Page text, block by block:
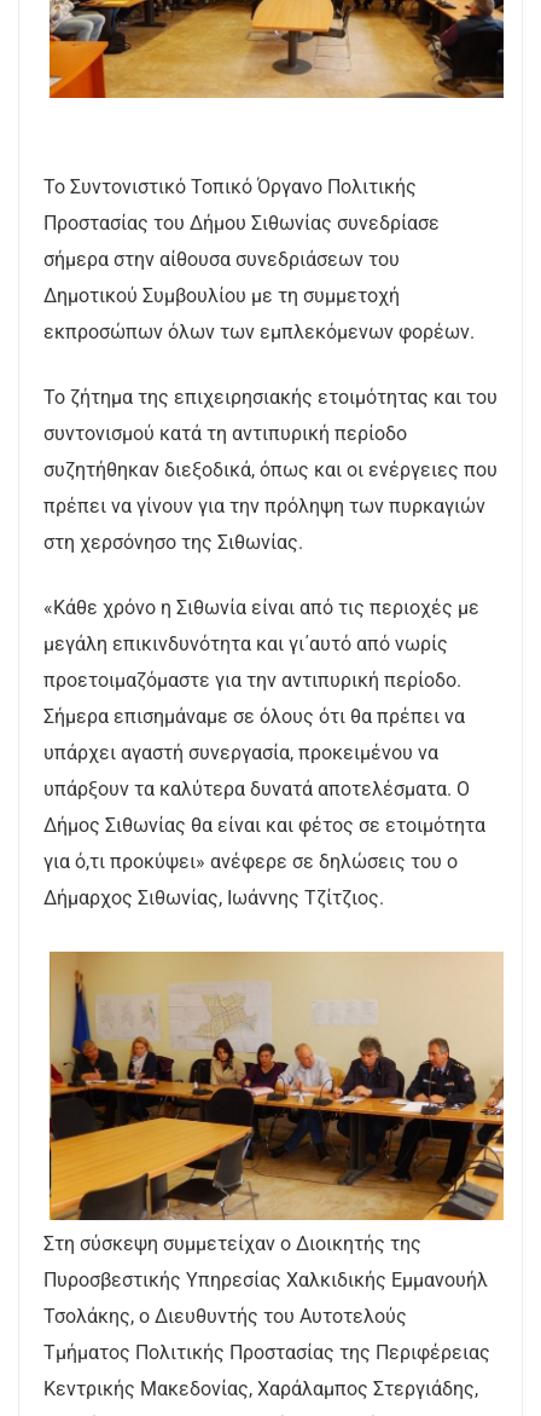
Το Συντονιστικό Τοπικό Όργανο Πολιτικής
Προστασίας του Δήμου Σιθωνίας συνεδρίασε
σήμερα στην αίθουσα συνεδριάσεων του
Δημοτικού Συμβουλίου με τη συμμετοχή
εκπροσώπων όλων των εμπλεκόμενων φορέων.
Το ζήτημα της επιχειρησιακής ετοιμότητας και του
συντονισμού κατά τη αντιπυρική περίοδο
συζητήθηκαν διεξοδικά, όπως και οι ενέργειες που
πρέπει να γίνουν για την πρόληψη των πυρκαγιών
στη χερσόνησο της Σιθωνίας.
«Κάθε χρόνο η Σιθωνία είναι από τις περιοχές με
μεγάλη επικινδυνότητα και γι΄αυτό από νωρίς
προετοιμαζόμαστε για την αντιπυρική περίοδο.
Σήμερα επισημάναμε σε όλους ότι θα πρέπει να
υπάρχει αγαστή συνεργασία, προκειμένου να
υπάρξουν τα καλύτερα δυνατά αποτελέσματα. Ο
Δήμος Σιθωνίας θα είναι και φέτος σε ετοιμότητα
για ό,τι προκύψει» ανέφερε σε δηλώσεις του ο
Δήμαρχος Σιθωνίας, Ιωάννης Τζίτζιος.
Στη σύσκεψη συμμετείχαν ο Διοικητής της
Πυροσβεστικής Υπηρεσίας Χαλκιδικής Εμμανουήλ
Τσολάκης, ο Διευθυντής του Αυτοτελούς
Τμήματος Πολιτικής Προστασίας της Περιφέρειας
Κεντρικής Μακεδονίας, Χαράλαμπος Στεργιάδης,